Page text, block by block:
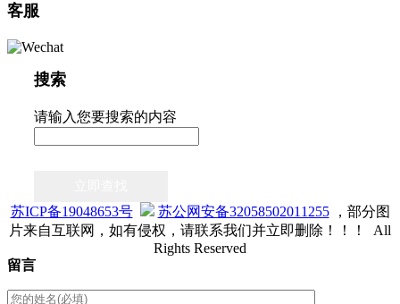
客服
搜索
请输入您要搜索的内容
苏ICP备19048653号
苏公网安备32058502011255，部分图
片来自互联网，如有侵权，请联系我们并立即删除！！！ All
Rights Reserved
留言